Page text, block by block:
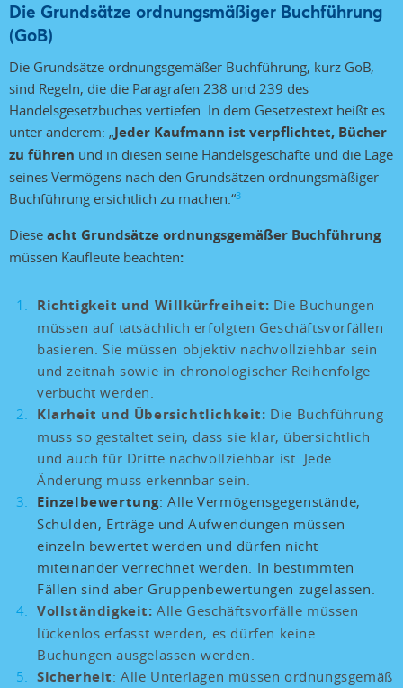
Die Grundsätze ordnungsmäßiger Buchführung
(GoB)
Die Grundsätze ordnungsgemäßer Buchführung, kurz GoB,
sind Regeln, die die Paragrafen 238 und 239 des
Handelsgesetzbuches vertiefen. In dem Gesetzestext heißt es
unter anderem: „Jeder Kaufmann ist verpflichtet, Bücher
zu führen und in diesen seine Handelsgeschäfte und die Lage
seines Vermögens nach den Grundsätzen ordnungsmäßiger
Buchführung ersichtlich zu machen.“3
Diese acht Grundsätze ordnungsgemäßer Buchführung
müssen Kaufleute beachten:
Richtigkeit und Willkürfreiheit: Die Buchungen
müssen auf tatsächlich erfolgten Geschäftsvorfällen
basieren. Sie müssen objektiv nachvollziehbar sein
und zeitnah sowie in chronologischer Reihenfolge
verbucht werden.
Klarheit und Übersichtlichkeit: Die Buchführung
muss so gestaltet sein, dass sie klar, übersichtlich
und auch für Dritte nachvollziehbar ist. Jede
Änderung muss erkennbar sein.
Einzelbewertung: Alle Vermögensgegenstände,
Schulden, Erträge und Aufwendungen müssen
einzeln bewertet werden und dürfen nicht
miteinander verrechnet werden. In bestimmten
Fällen sind aber Gruppenbewertungen zugelassen.
Vollständigkeit: Alle Geschäftsvorfälle müssen
lückenlos erfasst werden, es dürfen keine
Buchungen ausgelassen werden.
Sicherheit: Alle Unterlagen müssen ordnungsgemäß